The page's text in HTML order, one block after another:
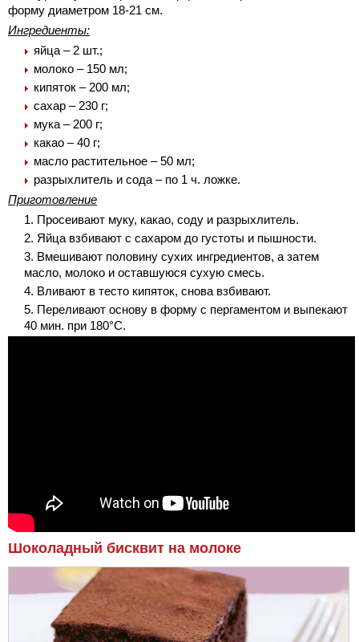
форму диаметром 18-21 см.
Ингредиенты:
яйца – 2 шт.;
молоко – 150 мл;
кипяток – 200 мл;
сахар – 230 г;
мука – 200 г;
какао – 40 г;
масло растительное – 50 мл;
разрыхлитель и сода – по 1 ч. ложке.
Приготовление
Просеивают муку, какао, соду и разрыхлитель.
Яйца взбивают с сахаром до густоты и пышности.
Вмешивают половину сухих ингредиентов, а затем
масло, молоко и оставшуюся сухую смесь.
Вливают в тесто кипяток, снова взбивают.
Переливают основу в форму с пергаментом и выпекают
40 мин. при 180°С.
Шоколадный бисквит на молоке